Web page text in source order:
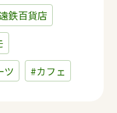
鉄百貨店
ツ #カフェ